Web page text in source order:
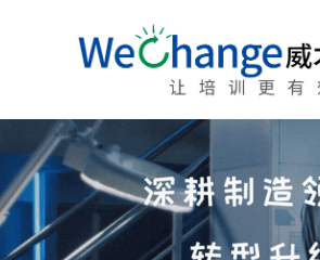
通用管理
基层管理者（执行层）
中层管理者（运营决策层）
人才发展解决方案
人才赋能增效
人才供应链打造